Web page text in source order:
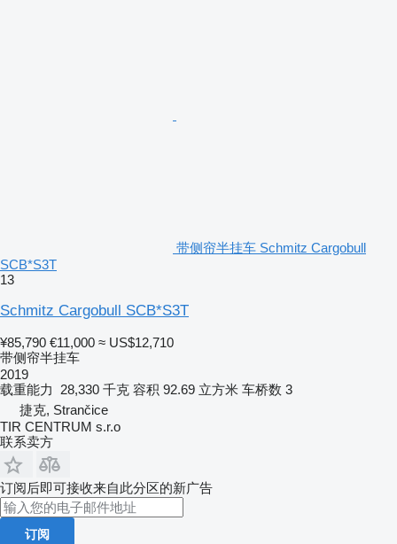
带侧帘半挂车 Schmitz Cargobull
SCB*S3T
13
Schmitz Cargobull SCB*S3T
¥85,790 €11,000 ≈ US$12,710
带侧帘半挂车
2019
载重能力
28,330 千克 容积 92.69 立方米 车桥数 3
捷克, Strančice
TIR CENTRUM s.r.o
联系卖方
订阅后即可接收来自此分区的新广告
订阅